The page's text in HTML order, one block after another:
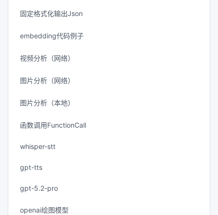
固定格式化输出Json
embedding代码例子
视频分析（网络）
图片分析（网络）
图片分析（本地）
函数调用FunctionCall
whisper-stt
gpt-tts
gpt-5.2-pro
openai绘图模型